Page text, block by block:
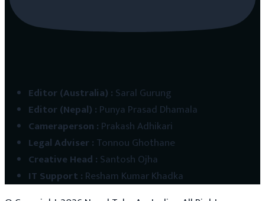
Editor (Australia) : Saral Gurung
Editor (Nepal) : Punya Prasad Dhamala
Cameraperson : Prakash Adhikari
Legal Adviser: Tonnou Ghothane
Creative Head : Santosh Ojha
IT Support : Resham Kumar Khadka